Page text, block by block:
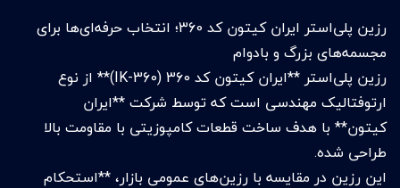
رزین پلی‌استر ایران کیتون کد 360؛ انتخاب حرفه‌ای‌ها برای
مجسمه‌های بزرگ و بادوام
رزین پلی‌استر **ایران کیتون کد 360 (IK-360)** از نوع
ارتوفتالیک مهندسی است که توسط شرکت **ایران
کیتون** با هدف ساخت قطعات کامپوزیتی با مقاومت بالا
طراحی شده.
این رزین در مقایسه با رزین‌های عمومی بازار، **استحکام